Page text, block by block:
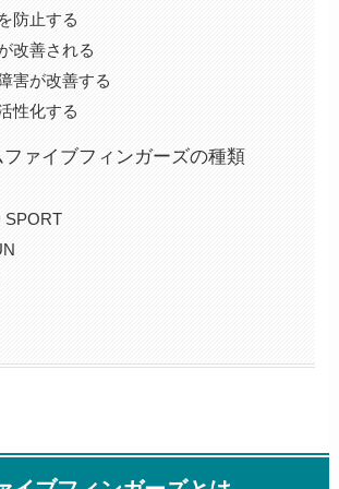
防止する
改善される
害が改善する
性化する
ファイブフィンガーズの種類
SPORT